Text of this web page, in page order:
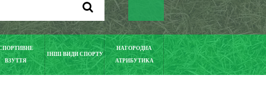
ВЗУТТЯ
ІНШІ ВИДИ СПОРТУ
НАГОРОДНА
АТРИБУТИКА